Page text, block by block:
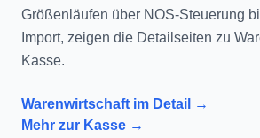
Größenläufen über NOS-Steuerung
Import, zeigen die Detailseiten zu
Kasse.
Warenwirtschaft im Detail →
Mehr zur Kasse →